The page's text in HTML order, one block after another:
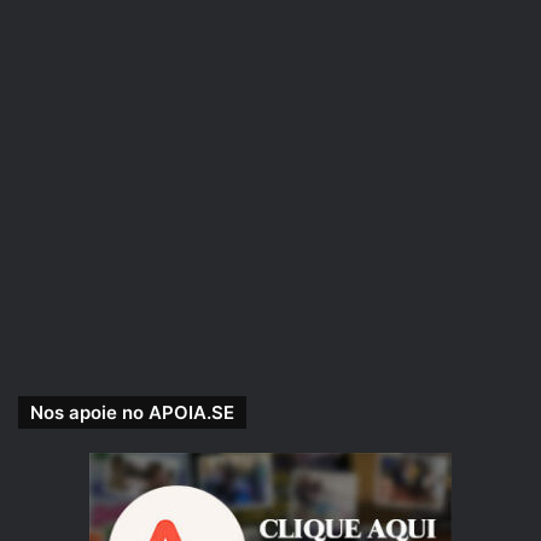
Puxo o meu capuz para mais perto de mim, assim eles não
verão que sou um elfo e pago a pequena taxa para que
todos subissem aos respectivos quartos, pois recebemos
Nos apoie no APOIA.SE